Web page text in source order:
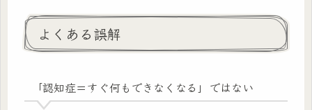
よくある誤解
「認知症＝すぐ何もできなくなる」ではない